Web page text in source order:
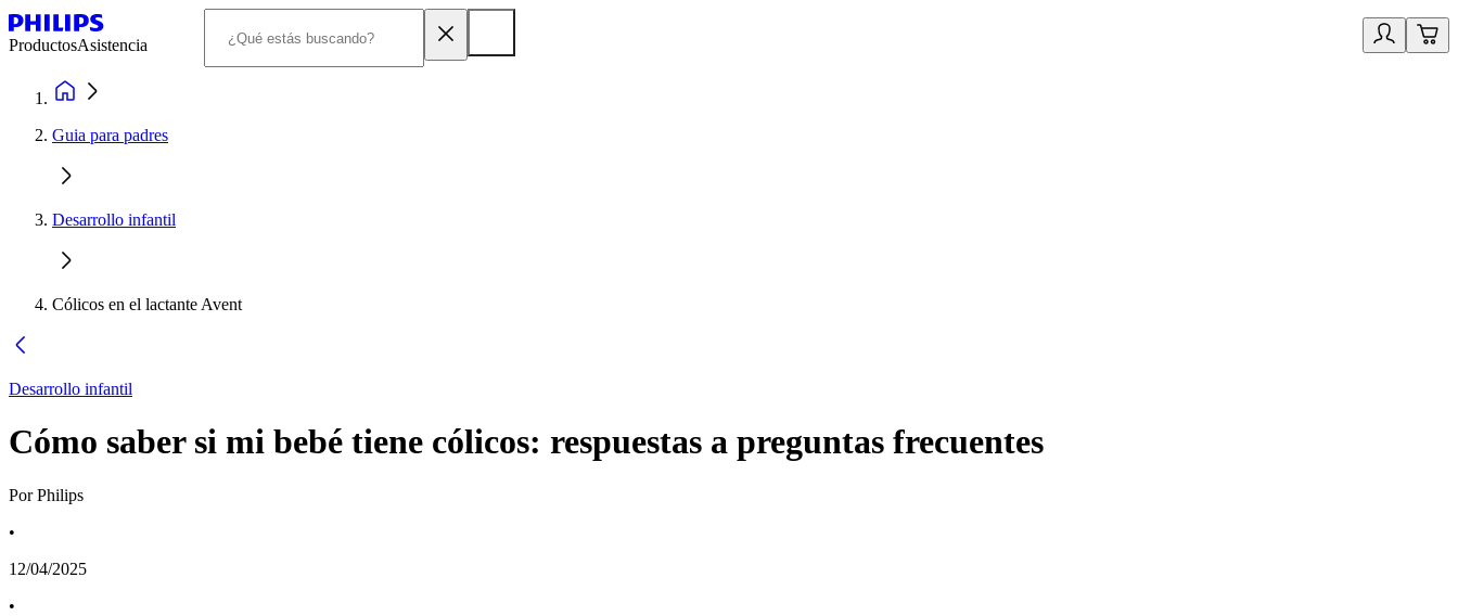
ProductosAsistencia
Guia para padres
Desarrollo infantil
Cólicos en el lactante Avent
Desarrollo infantil
Cómo saber si mi bebé tiene cólicos: respuestas a preguntas frecuentes
Por Philips
•
12/04/2025
•